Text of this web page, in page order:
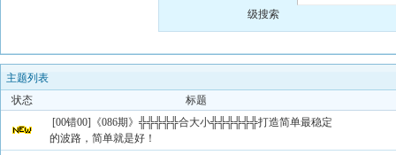
级搜索
主题列表
状态
标题
[00错00]《086期》╬╬╬╬╬合大小╬╬╬╬╬╬打造简单最稳定
的波路，简单就是好！